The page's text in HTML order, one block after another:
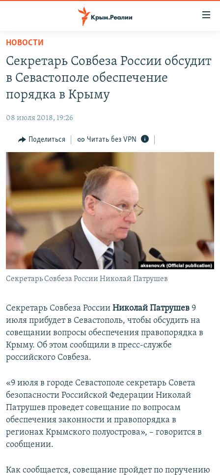
Вернуться
основному
содержанию
главной
Вернутся
поиску
СПЕЦПРОЕКТЫ
11 ЛЕТ ОККУПАЦИИ КРЫМА. 11 ИСТОРИЙ СОПРОТИВЛЕНИЯ
ЕЩЕ
ИНТЕРАКТИВ
ИНФОГРАФИКА
ТЕЛЕПРОЕКТ КРЫМ.РЕАЛИИ
СОВЕТЫ ПРАВОЗАЩИТНИКОВ
ПРОПАВШИЕ БЕЗ ВЕСТИ
ПОБЕДИТЕЛЕЙ НЕ СУДЯТ?
КРЫМ.НЕПОКОРЕННЫЙ
ELIFBE
УКРАИНСКАЯ ПРОБЛЕМА КРЫМА
РАДІО СВОБОДА
КАК ОБОЙТИ БЛОКИРОВКУ
Українською
Qırımtatar
ПРИСОЕДИНЯЙТЕСЬ!
НОВОСТИ
Секретарь Совбеза России обсудит
в Севастополе обеспечение
порядка в Крыму
08 июля 2018, 19:26
Поделиться Читать без VPN
Секретарь Совбеза России Николай Патрушев
Секретарь Совбеза России Николай Патрушев 9
июля прибудет в Севастополь, чтобы обсудить на
совещании вопросы обеспечения правопорядка в
Крыму. Об этом сообщили в пресс-службе
российского Совбеза.
«9 июля в городе Севастополе секретарь Совета
безопасности Российской Федерации Николай
Патрушев проведет совещание по вопросам
обеспечения законности и правопорядка в
регионах Крымского полуострова», – говорится в
сообщении.
Как сообщается, совещание пройдет по поручению